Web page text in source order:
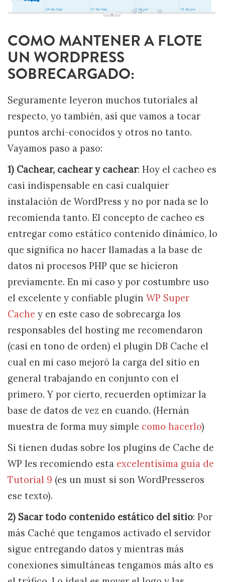
COMO MANTENER A FLOTE
UN WORDPRESS
SOBRECARGADO:
Seguramente leyeron muchos tutoriales al
respecto, yo también, así que vamos a tocar
puntos archi-conocidos y otros no tanto.
Vayamos paso a paso:
1) Cachear, cachear y cachear: Hoy el cacheo es
casi indispensable en casi cualquier
instalación de WordPress y no por nada se lo
recomienda tanto. El concepto de cacheo es
entregar como estático contenido dinámico, lo
que significa no hacer llamadas a la base de
datos ni procesos PHP que se hicieron
previamente. En mi caso y por costumbre uso
el excelente y confiable plugin WP Super
Cache y en este caso de sobrecarga los
responsables del hosting me recomendaron
(casi en tono de orden) el plugin DB Cache el
cual en mi caso mejoró la carga del sitio en
general trabajando en conjunto con el
primero. Y por cierto, recuerden optimizar la
base de datos de vez en cuando. (Hernán
muestra de forma muy simple como hacerlo)
Si tienen dudas sobre los plugins de Cache de
WP les recomiendo esta excelentísima guía de
Tutorial 9 (es un must si son WordPresseros
ese texto).
2) Sacar todo contenido estático del sitio: Por
más Caché que tengamos activado el servidor
sigue entregando datos y mientras más
conexiones simultáneas tengamos más alto es